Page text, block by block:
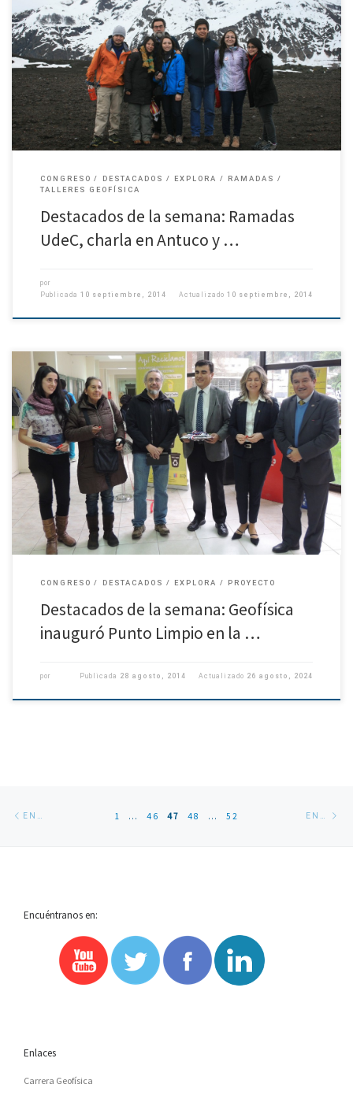
Exitoso balance de campaña de reciclaje en Ramadas UDEC Luego de los
incidentes que empañaron la celebración de fiestas patrias de los
estudiantes de nuestra casa de estudios, no todo […]
CONGRESO DESTACADOS EXPLORA
RAMADAS
TALLERES GEOFÍSICA
Destacados de la semana: Ramadas
UdeC, charla en Antuco y …
por
Publicada 10 septiembre, 2014 Actualizado 10 septiembre, 2014
Geofísica inauguró Punto Limpio en la UDEC La ceremonia se llevó a cabo a
las 10.30 hrs. del viernes recién pasado en la Facultad de Ciencias Físicas y
Matemáticas, y […]
CONGRESO DESTACADOS EXPLORA PROYECTO
Destacados de la semana: Geofísica
inauguró Punto Limpio en la …
por Publicada 28 agosto, 2014 Actualizado 26 agosto, 2024
de
1 … 46 47 48 … 52
Encuéntranos en:
Enlaces
Carrera Geofísica